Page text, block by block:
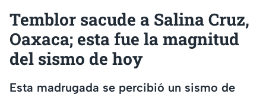
Temblor sacude a Salina Cruz,
Oaxaca; esta fue la magnitud
del sismo de hoy
Esta madrugada se percibió un sismo de